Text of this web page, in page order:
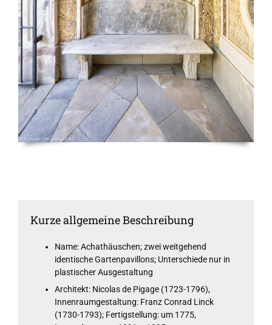
Kurze allgemeine Beschreibung
Name: Achathäuschen; zwei weitgehend
identische Gartenpavillons; Unterschiede nur in
plastischer Ausgestaltung
Architekt: Nicolas de Pigage (1723-1796),
Innenraumgestaltung: Franz Conrad Linck
(1730-1793); Fertigstellung: um 1775,